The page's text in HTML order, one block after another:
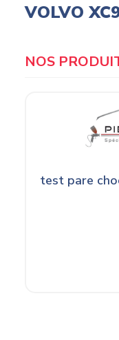
VOLVO
test pare